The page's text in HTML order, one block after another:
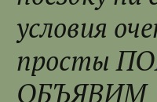
условия
просты
ОБЪЯВИМ